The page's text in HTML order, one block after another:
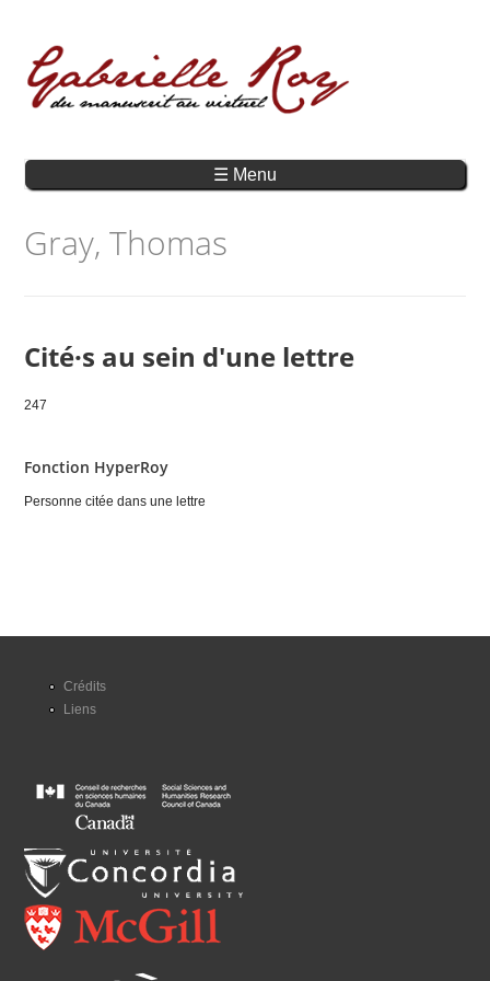
☰ Menu
Gray, Thomas
Cité·s au sein d'une lettre
247
Fonction HyperRoy
Personne citée dans une lettre
Crédits
Liens